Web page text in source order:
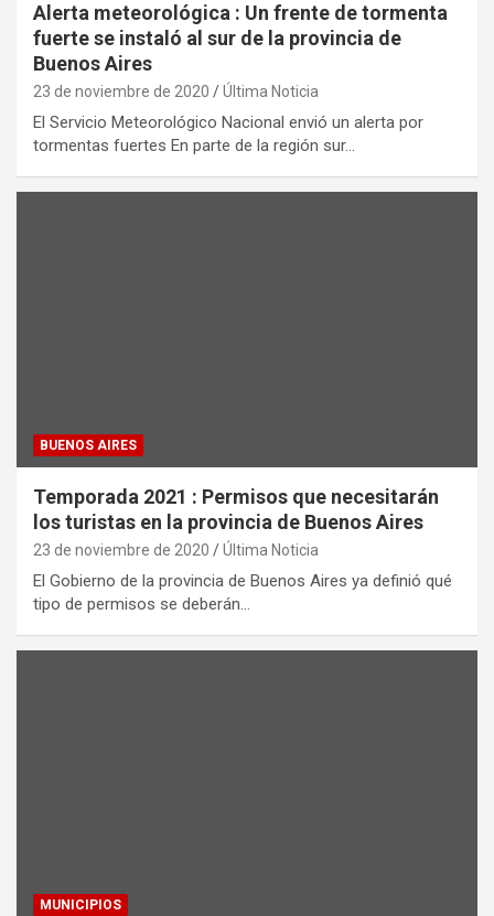
Alerta meteorológica : Un frente de tormenta
fuerte se instaló al sur de la provincia de
Buenos Aires
23 de noviembre de 2020 Última Noticia
El Servicio Meteorológico Nacional envió un alerta por
tormentas fuertes En parte de la región sur…
BUENOS AIRES
Temporada 2021 : Permisos que necesitarán
los turistas en la provincia de Buenos Aires
23 de noviembre de 2020 Última Noticia
El Gobierno de la provincia de Buenos Aires ya definió qué
tipo de permisos se deberán…
MUNICIPIOS